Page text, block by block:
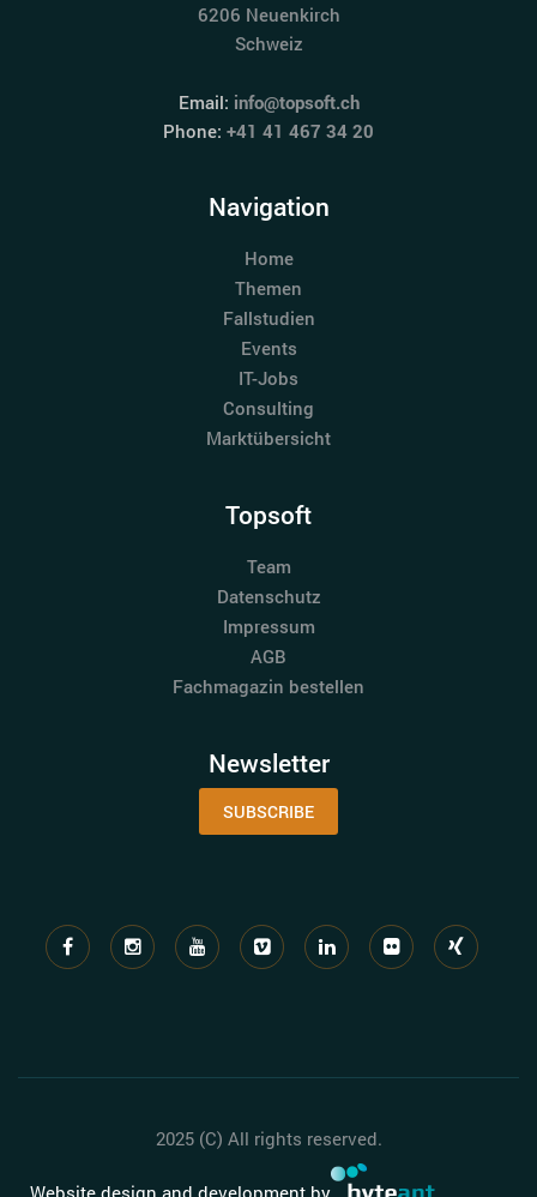
6206 Neuenkirch
Schweiz
Email: info@topsoft.ch
Phone: +41 41 467 34 20
Navigation
Home
Themen
Fallstudien
Events
IT-Jobs
Consulting
Marktübersicht
Topsoft
Team
Datenschutz
Impressum
AGB
Fachmagazin bestellen
Newsletter
SUBSCRIBE
2025 (C) All rights reserved.